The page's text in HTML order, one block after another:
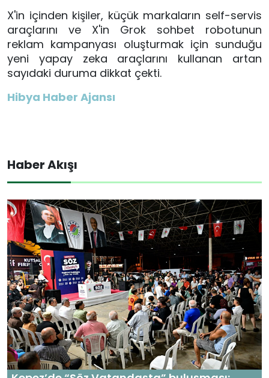
X'in içinden kişiler, küçük markaların self-servis
araçlarını ve X'in Grok sohbet robotunun
reklam kampanyası oluşturmak için sunduğu
yeni yapay zeka araçlarını kullanan artan
sayıdaki duruma dikkat çekti.
Hibya Haber Ajansı
Haber Akışı